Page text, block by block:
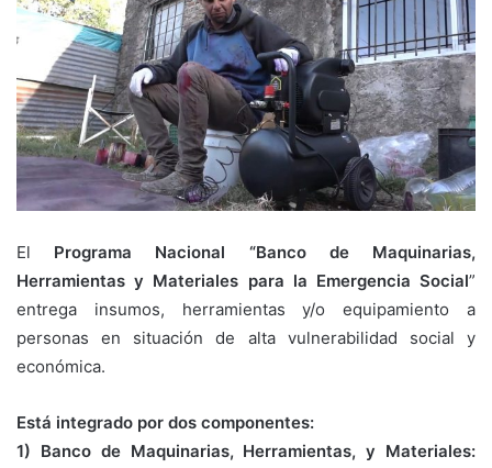
El Programa Nacional “Banco de Maquinarias,
Herramientas y Materiales para la Emergencia Social”
entrega insumos, herramientas y/o equipamiento a
personas en situación de alta vulnerabilidad social y
económica.
Está integrado por dos componentes:
1) Banco de Maquinarias, Herramientas, y Materiales: